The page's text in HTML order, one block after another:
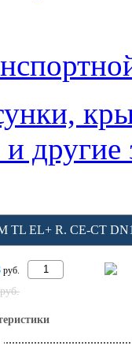
другие
TL EL+ R. CE-CT
руб.